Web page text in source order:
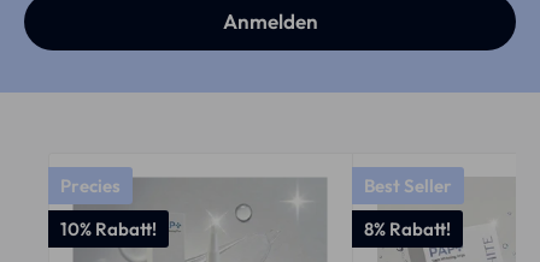
Anmelden
Precies
10% Rabatt!
Best Seller
8% Rabatt!